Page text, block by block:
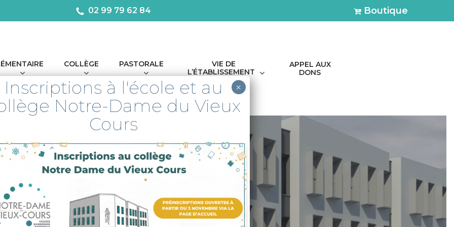
02 99 79 62 84 Boutique
COLLÈGE PASTORALE
VIE DE
L’ÉTABLISSEMENT
APPEL AUX
DONS
Inscriptions à l'école et au
Notre-Dame du Vieux
Cours
×